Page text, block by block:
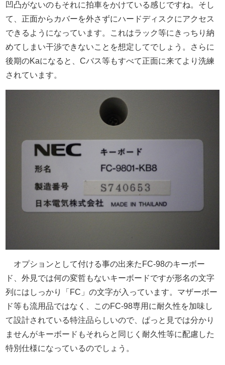
凹凸がないのもそれに拍車をかけている感じですね。そし
て、正面からカバーを外さずにハードディスクにアクセス
できるようになっています。これはラック等にきっちり納
めてしまい干渉できないことを想定してでしょう。さらに
後期のKaになると、Cバス等もすべて正面に来てより洗練
されています。
オプションとして付ける事の出来たFC-98のキーボー
ド、外見では何の変哲もないキーボードですが形名の文字
列にはしっかり「FC」の文字が入っています。マザーボー
ド等も流用品ではなく、このFC-98専用に耐久性を加味し
て設計されている特注品らしいので、ぱっと見では分かり
ませんがキーボードもそれらと同じく耐久性等に配慮した
特別仕様になっているのでしょう。